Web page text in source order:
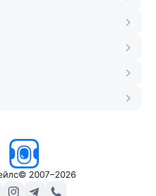
© 2007–2026